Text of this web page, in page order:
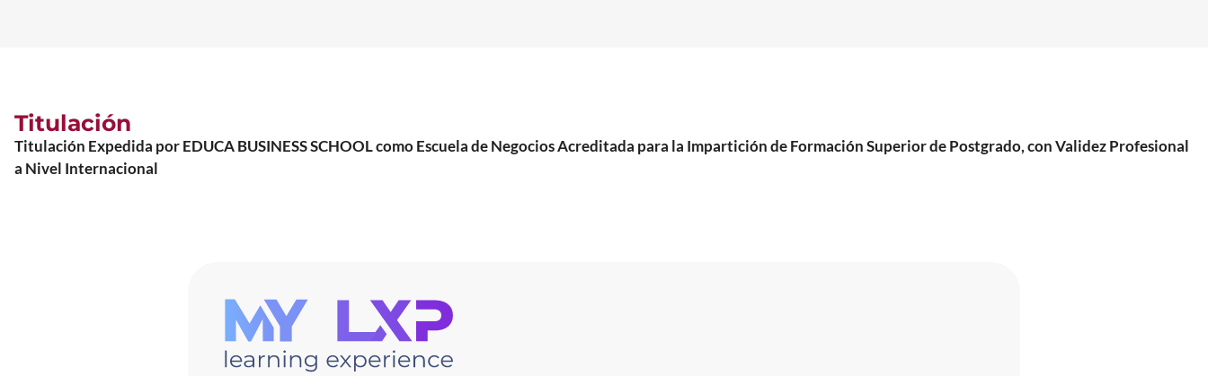
Titulación
Titulación Expedida por EDUCA BUSINESS SCHOOL como Escuela de Negocios Acreditada para la Impartición de Formación Superior de Postgrado, con Validez Profesional
a Nivel Internacional